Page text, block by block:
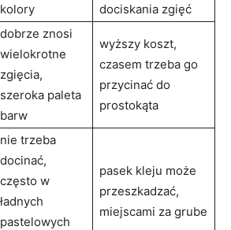
kolory
dociskania zgięć
dobrze znosi
wielokrotne
zgięcia,
szeroka paleta
barw
wyższy koszt,
czasem trzeba go
przycinać do
prostokąta
nie trzeba
docinać,
często w
ładnych
pastelowych
pasek kleju może
przeszkadzać,
miejscami za grube